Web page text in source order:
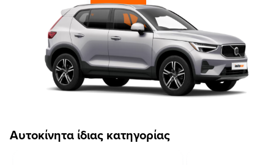
Αυτοκίνητα ίδιας κατηγορίας